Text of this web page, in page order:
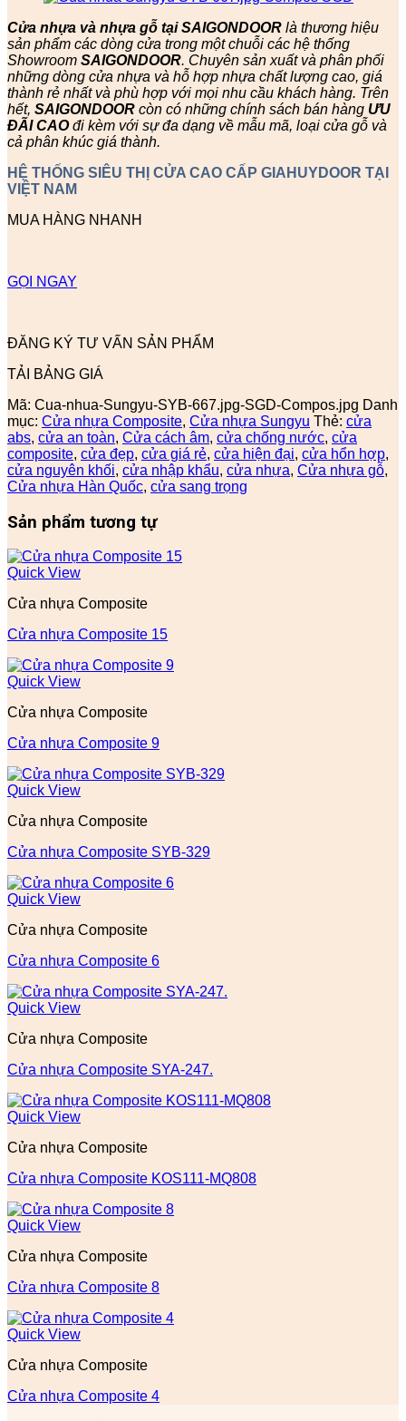
Cửa nhựa và nhựa gỗ tại SAIGONDOOR là thương hiệu
sản phẩm các dòng cửa trong một chuỗi các hệ thống
Showroom SAIGONDOOR. Chuyên sản xuất và phân phối
những dòng cửa nhựa và hỗ hợp nhựa chất lượng cao, giá
thành rẻ nhất và phù hợp với mọi nhu cầu khách hàng. Trên
hết, SAIGONDOOR còn có những chính sách bán hàng ƯU
ĐÃI CAOđi kèm với sự đa dạng về mẫu mã, loại cửa gỗ và
cả phân khúc giá thành.
HỆ THỐNG SIÊU THỊ CỬA CAO CẤP GIAHUYDOOR TẠI
VIỆT NAM
MUA HÀNG NHANH
GỌI NGAY
ĐĂNG KÝ TƯ VẤN SẢN PHẨM
TẢI BẢNG GIÁ
Mã: Cua-nhua-Sungyu-SYB-667.jpg-SGD-Compos.jpg Danh
mục: Cửa nhựa Composite, Cửa nhựa Sungyu Thẻ: cửa
abs, cửa an toàn, Cửa cách âm, cửa chống nước, cửa
composite, cửa đẹp, cửa giá rẻ, cửa hiện đại, cửa hổn hợp,
cửa nguyên khối, cửa nhập khẩu, cửa nhựa, Cửa nhựa gỗ,
Cửa nhựa Hàn Quốc, cửa sang trọng
Sản phẩm tương tự
Quick View
Cửa nhựa Composite
Cửa nhựa Composite 15
Quick View
Cửa nhựa Composite
Cửa nhựa Composite 9
Quick View
Cửa nhựa Composite
Cửa nhựa Composite SYB-329
Quick View
Cửa nhựa Composite
Cửa nhựa Composite 6
Quick View
Cửa nhựa Composite
Cửa nhựa Composite SYA-247.
Quick View
Cửa nhựa Composite
Cửa nhựa Composite KOS111-MQ808
Quick View
Cửa nhựa Composite
Cửa nhựa Composite 8
Quick View
Cửa nhựa Composite
Cửa nhựa Composite 4